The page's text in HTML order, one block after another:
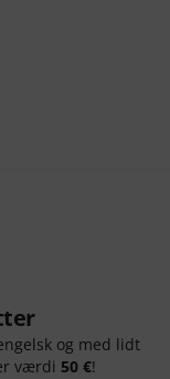
og med lidt
værdi 50 €!